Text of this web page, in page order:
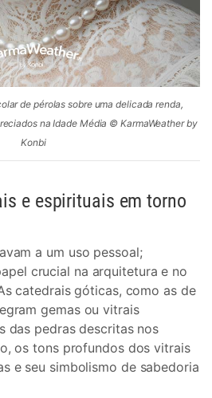
de pérolas sobre uma delicada renda,
na Idade Média © KarmaWeather by
Konbi
e espirituais em torno
a um uso pessoal;
crucial na arquitetura e no
catedrais góticas, como as de
gemas ou vitrais
das pedras descritas nos
os tons profundos dos vitrais
e seu simbolismo de sabedoria